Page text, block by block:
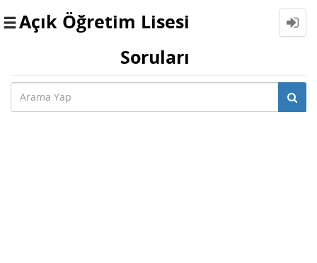
Toggle
Açık Öğretim Lisesi
Soruları